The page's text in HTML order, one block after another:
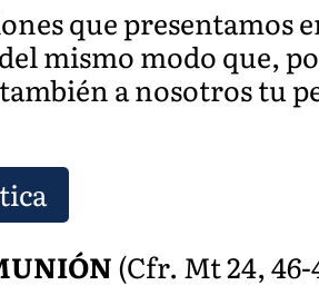
que presentamos
mismo modo que,
a nosotros tu
(Cfr. Mt 24, 46-